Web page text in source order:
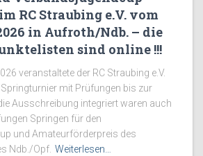
RC Straubing e.V. vom
in Aufroth/Ndb. – die
sind online !!!
veranstaltete der RC Straubing e.V.
mit Prüfungen bis zur
Ausschreibung integriert waren auch
Springen für den
und Amateurförderpreis des
Ndb./Opf. Weiterlesen…